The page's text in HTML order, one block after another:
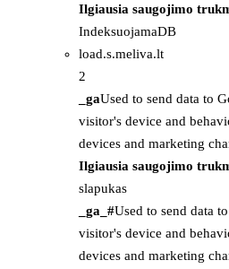
Ilgiausia saugojimo
IndeksuojamaDB
load.s.meliva.lt
2
_gaUsed to send data to
visitor's device and
devices and marketing
Ilgiausia saugojimo
slapukas
_ga_#Used to send data
visitor's device and
devices and marketing